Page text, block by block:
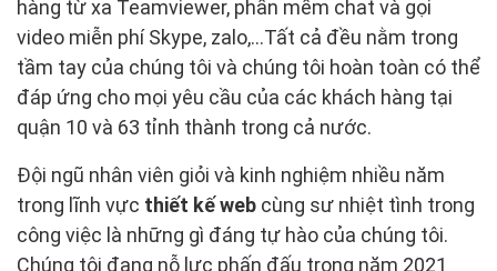
hàng từ xa Teamviewer, phần mềm chat và gọi
video miễn phí Skype, zalo,…Tất cả đều nằm trong
tầm tay của chúng tôi và chúng tôi hoàn toàn có thể
đáp ứng cho mọi yêu cầu của các khách hàng tại
quận 10 và 63 tỉnh thành trong cả nước.
Đội ngũ nhân viên giỏi và kinh nghiệm nhiều năm
trong lĩnh vực thiết kế web cùng sư nhiệt tình trong
công việc là những gì đáng tự hào của chúng tôi.
Chúng tôi đang nỗ lực phấn đấu trong năm 2021